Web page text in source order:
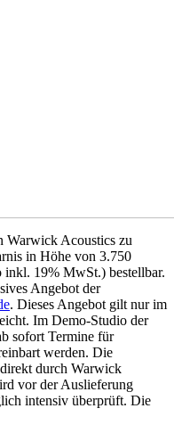
Warwick Acoustics zu
in Höhe von 3.750
inkl. 19% MwSt.) bestellbar.
Angebot der
. Dieses Angebot gilt nur im
Im Demo-Studio der
sofort Termine für
werden. Die
durch Warwick
vor der Auslieferung
intensiv überprüft. Die